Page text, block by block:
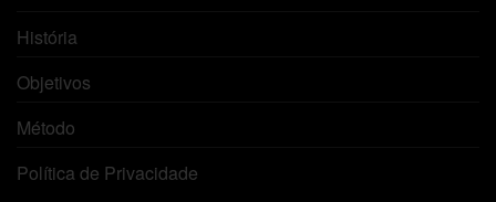
História
Objetivos
Método
Política de Privacidade